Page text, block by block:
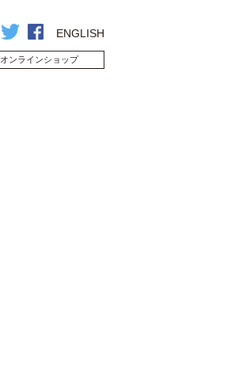
ENGLISH
オンラインショップ